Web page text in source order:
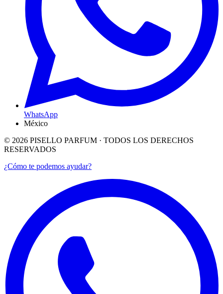
WhatsApp
México
© 2026 PISELLO PARFUM · TODOS LOS DERECHOS
RESERVADOS
¿Cómo te podemos ayudar?